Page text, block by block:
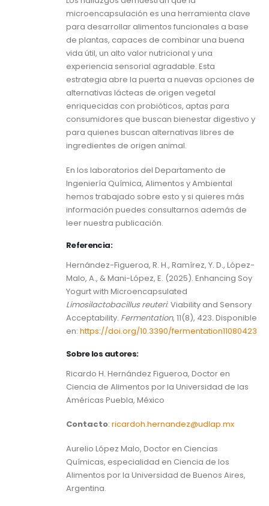
microencapsulación es una herramienta clave
para desarrollar alimentos funcionales a base
de plantas, capaces de combinar una buena
vida útil, un alto valor nutricional y una
experiencia sensorial agradable. Esta
estrategia abre la puerta a nuevas opciones de
alternativas lácteas de origen vegetal
enriquecidas con probióticos, aptas para
consumidores que buscan bienestar digestivo y
para quienes buscan alternativas libres de
ingredientes de origen animal.
En los laboratorios del Departamento de
Ingeniería Química, Alimentos y Ambiental
hemos trabajado sobre esto y si quieres más
información puedes consultarnos además de
leer nuestra publicación.
Referencia:
Hernández-Figueroa, R. H., Ramírez, Y. D., López-
Malo, A., & Mani-López, E. (2025). Enhancing Soy
Yogurt with Microencapsulated
Limosilactobacillus reuteri: Viability and Sensory
Acceptability. Fermentation, 11(8), 423. Disponible
en: https://doi.org/10.3390/fermentation11080423
Sobre los autores:
Ricardo H. Hernández Figueroa, Doctor en
Ciencia de Alimentos por la Universidad de las
Américas Puebla, México
Contacto: ricardoh.hernandez@udlap.mx
Aurelio López Malo, Doctor en Ciencias
Químicas, especialidad en Ciencia de los
Alimentos por la Universidad de Buenos Aires,
Argentina.